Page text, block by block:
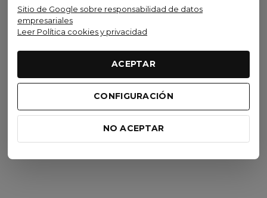
Sitio de Google sobre responsabilidad de datos
empresariales
Leer Política cookies y privacidad
ACEPTAR
CONFIGURACIÓN
NO ACEPTAR
Oferta
Bicicleta Scott Contrail 20
Tropic Blue 2026
679,20 €
849,00 €
Orbea
Red(Matt)/Silver
(Matt)